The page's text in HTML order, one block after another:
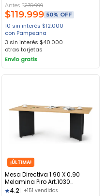
Antes $239.999
$119.999 50% OFF
10 sin interés $12.000
con Pampeana
3 sin interés $40.000
otras tarjetas
Envío gratis
¡ÚLTIMA!
Mesa Directiva 1.90 X 0.90
Melamina Piro Art.1030
Negro/haya Haya Negro
4.2 +151 vendidos